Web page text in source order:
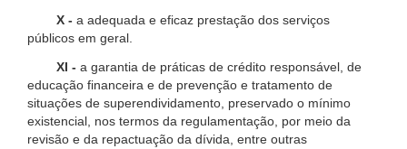
X - a adequada e eficaz prestação dos serviços
públicos em geral.
XI - a garantia de práticas de crédito responsável, de
educação financeira e de prevenção e tratamento de
situações de superendividamento, preservado o mínimo
existencial, nos termos da regulamentação, por meio da
revisão e da repactuação da dívida, entre outras